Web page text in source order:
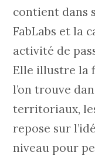
contient dans
FabLabs et la
activité de
Elle illustre la
l’on trouve
territoriaux,
repose sur
niveau pour